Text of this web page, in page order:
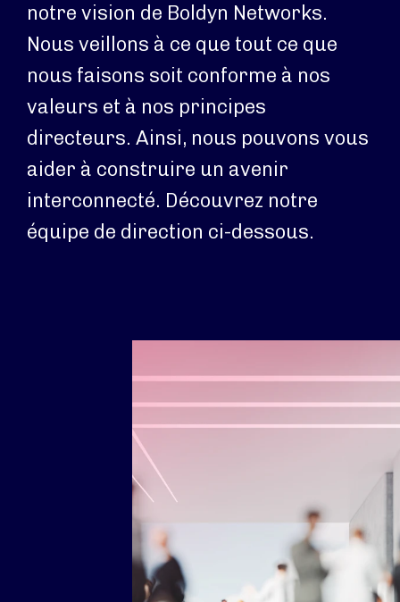
notre vision de Boldyn Networks.
Nous veillons à ce que tout ce que
nous faisons soit conforme à nos
valeurs et à nos principes
directeurs. Ainsi, nous pouvons vous
aider à construire un avenir
interconnecté. Découvrez notre
équipe de direction ci-dessous.